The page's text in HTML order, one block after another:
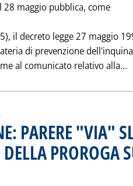
28 maggio pubblica, come
il decreto legge 27 maggio
di prevenzione
al comunicato relativo alla...
PARERE "VIA"
PROROGA